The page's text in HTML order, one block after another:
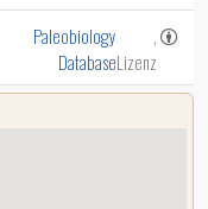
Paleobiology
Database
,
Lizenz